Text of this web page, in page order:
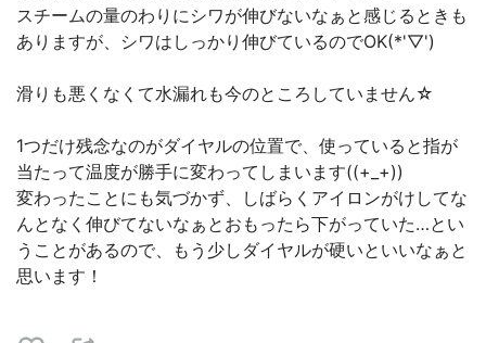
スチームの量のわりにシワが伸びないなぁと感じるときも
ありますが、シワはしっかり伸びているのでOK(*'▽')
滑りも悪くなくて水漏れも今のところしていません☆
1つだけ残念なのがダイヤルの位置で、使っていると指が
当たって温度が勝手に変わってしまいます((+_+))
変わったことにも気づかず、しばらくアイロンがけしてな
んとなく伸びてないなぁとおもったら下がっていた…とい
うことがあるので、もう少しダイヤルが硬いといいなぁと
思います！